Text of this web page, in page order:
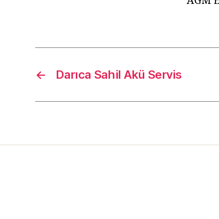
← Darıca Sahil Akü Servis